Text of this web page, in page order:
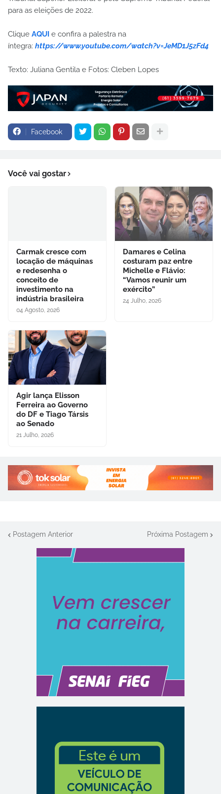
para as eleições de 2022.
Clique AQUI e confira a palestra na
íntegra: https://www.youtube.com/watch?v=JeMD1J5zFd4
Texto: Juliana Gentila e Fotos: Cleben Lopes
Facebook
Você vai gostar
Carmak cresce com
locação de máquinas
e redesenha o
conceito de
investimento na
indústria brasileira
04 Agosto, 2026
Damares e Celina
costuram paz entre
Michelle e Flávio:
“Vamos reunir um
exército”
24 Julho, 2026
Agir lança Elisson
Ferreira ao Governo
do DF e Tiago Társis
ao Senado
21 Julho, 2026
Postagem Anterior Próxima Postagem